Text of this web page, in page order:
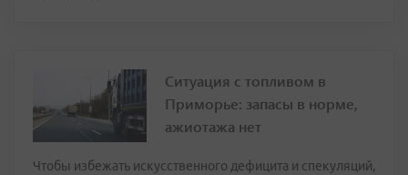
Ситуация с топливом в
Приморье: запасы в норме,
ажиотажа нет
Чтобы избежать искусственного дефицита и спекуляций,